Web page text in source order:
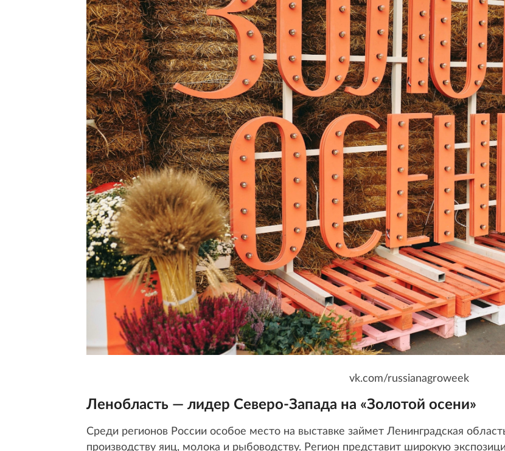
vk.com/russianagroweek
Ленобласть — лидер Северо-Запада на «Золотой осени»
Среди регионов России особое место на выставке займет Ленинградская
производству яиц, молока и рыбоводству. Регион представит широкую